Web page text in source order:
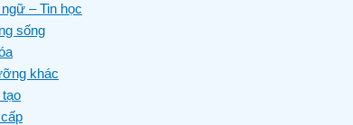
– Tin học
sống
khác
tạo